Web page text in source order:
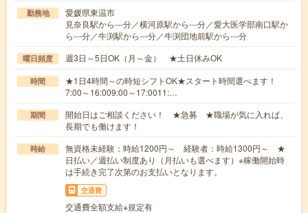
勤務地
愛媛県東温市
見奈良駅から---分／横河原駅から---分／愛大医学部南口駅か
ら---分／牛渕駅から---分／牛渕団地前駅から---分
曜日頻度 週3日～5日OK（月～金） ★土日休みOK
時間
★1日4時間～の時短シフトOK★スタート時間選べます！
7:00～16:009:00～17:0011:…
期間
開始日はご相談ください！ ★急募 ★職場が気に入れば、
長期でも働けます！
時給
無資格未経験：時給1200円～ 経験者：時給1300円～ ★
日払い／週払い制度あり（月払いも選べます）※稼働開始時
は手続き完了次第のお支払いとなります。
交通費
交通費全額支給※規定有